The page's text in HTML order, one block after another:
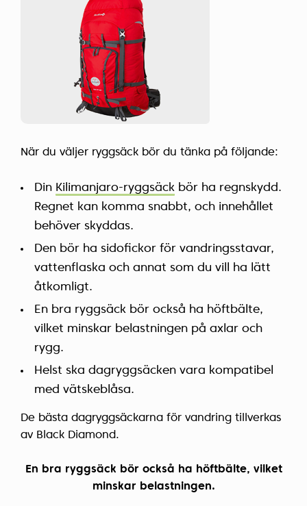
När du väljer ryggsäck bör du tänka på följande:
Din Kilimanjaro-ryggsäck bör ha regnskydd.
Regnet kan komma snabbt, och innehållet
behöver skyddas.
Den bör ha sidofickor för vandringsstavar,
vattenflaska och annat som du vill ha lätt
åtkomligt.
En bra ryggsäck bör också ha höftbälte,
vilket minskar belastningen på axlar och
rygg.
Helst ska dagryggsäcken vara kompatibel
med vätskeblåsa.
De bästa dagryggsäckarna för vandring tillverkas
av Black Diamond.
En bra ryggsäck bör också ha höftbälte, vilket
minskar belastningen.